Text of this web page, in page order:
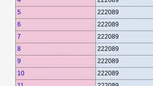
5
222089
6
222089
7
222089
8
222089
9
222089
10
222089